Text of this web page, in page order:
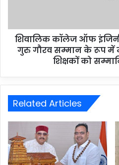
शिवालिक कॉलेज ऑफ
गुरु गौरव सम्मान के रूप में
शिक्षकों को
Related Articles